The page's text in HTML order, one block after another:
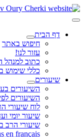
דף הבית
חיפוש באתר
עזור לנו!
כתוב למנהל
כללי שימוש
שיעורים
השיעורים
השיעורים
לוח שיעורי
שיעור יומי
שיעורי הרב
en français